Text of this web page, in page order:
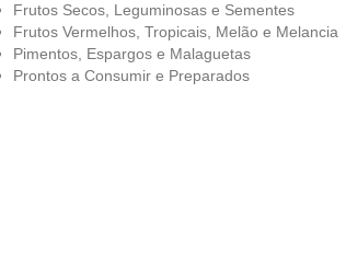
Frutos Secos, Leguminosas e Sementes
Frutos Vermelhos, Tropicais, Melão e Melancia
Pimentos, Espargos e Malaguetas
Prontos a Consumir e Preparados